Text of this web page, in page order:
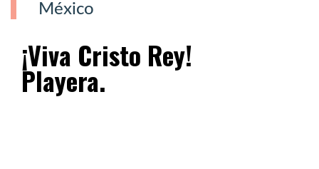
México
¡Viva Cristo Rey!
Playera.